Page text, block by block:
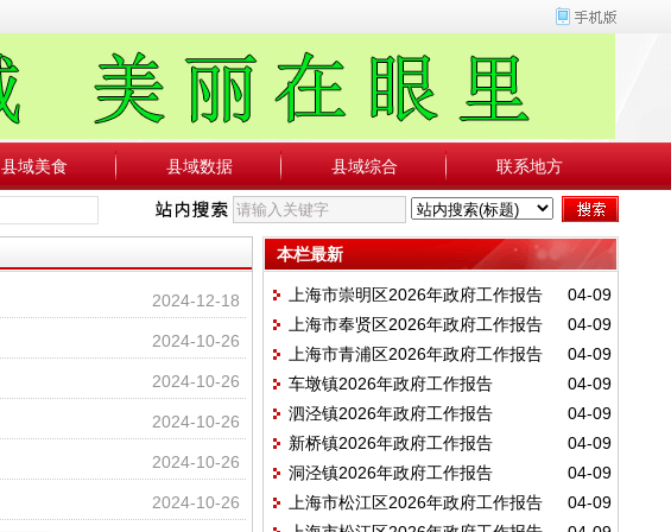
县域美食 县域数据 县域综合 联系地方
2024-12-18
2024-10-26
2024-10-26
2024-10-26
2024-10-26
2024-10-26
本栏最新
04-09
上海市崇明区2026年政府工作报告
04-09
上海市奉贤区2026年政府工作报告
04-09
上海市青浦区2026年政府工作报告
04-09
车墩镇2026年政府工作报告
04-09
泗泾镇2026年政府工作报告
04-09
新桥镇2026年政府工作报告
04-09
洞泾镇2026年政府工作报告
04-09
上海市松江区2026年政府工作报告